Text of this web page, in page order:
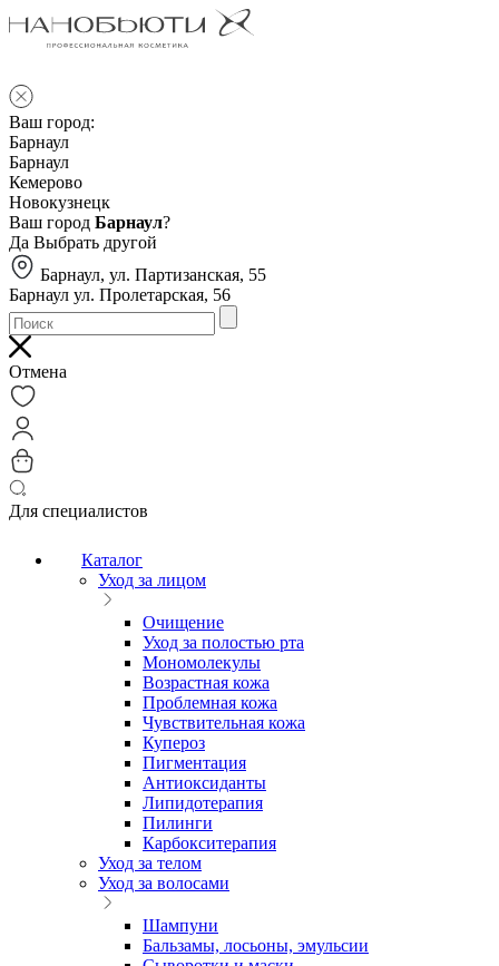
Ваш город:
Барнаул
Барнаул
Кемерово
Новокузнецк
Ваш город Барнаул?
Да Выбрать другой
Барнаул, ул. Партизанская, 55
Барнаул ул. Пролетарская, 56
Отмена
Для специалистов
Каталог
Уход за лицом
Очищение
Уход за полостью рта
Мономолекулы
Возрастная кожа
Проблемная кожа
Чувствительная кожа
Купероз
Пигментация
Антиоксиданты
Липидотерапия
Пилинги
Карбокситерапия
Уход за телом
Уход за волосами
Шампуни
Бальзамы, лосьоны, эмульсии